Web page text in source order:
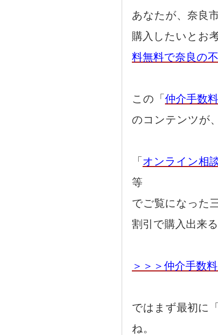
あなたが、奈良
購入したいとお
料無料で奈良の
この「 仲介手数
のコンテンツが
「 オンライン相
等
でご覧になった
割引で購入出来
＞＞＞仲介手数
ではまず最初に
ね。